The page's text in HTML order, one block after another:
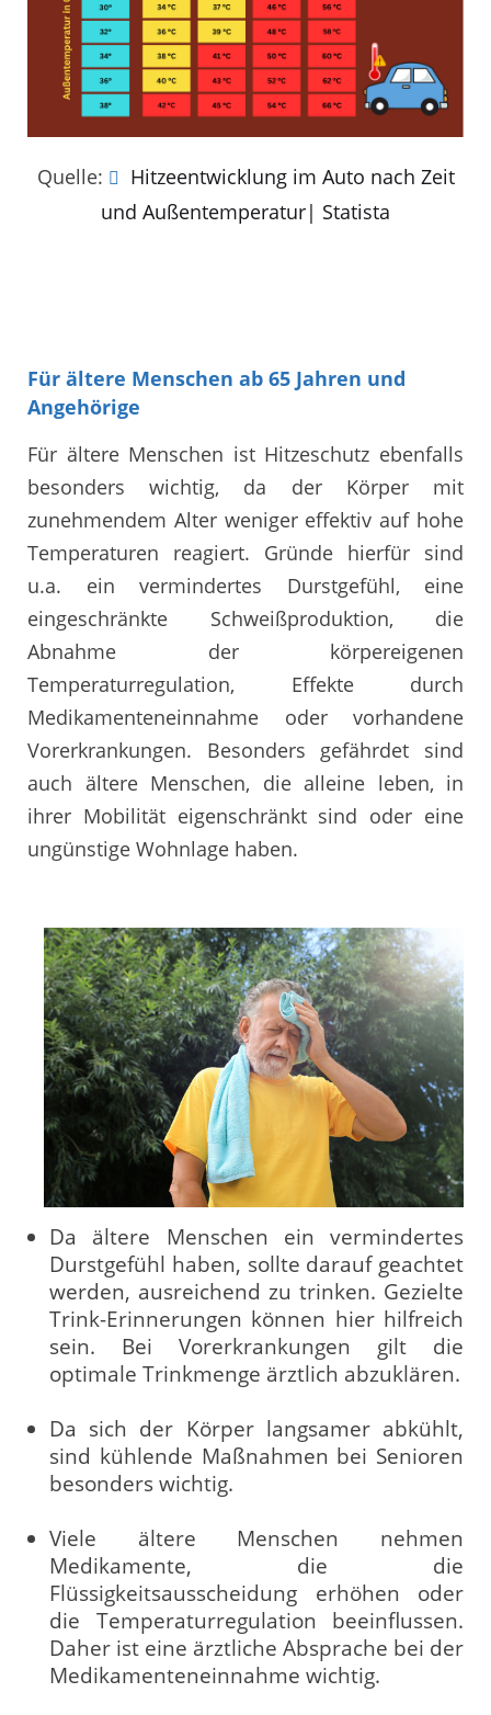
Quelle:
Hitzeentwicklung im Auto nach Zeit
und Außentemperatur| Statista
Für ältere Menschen ab 65 Jahren und
Angehörige
Für ältere Menschen ist Hitzeschutz ebenfalls
besonders wichtig, da der Körper mit
zunehmendem Alter weniger effektiv auf hohe
Temperaturen reagiert. Gründe hierfür sind
u.a. ein vermindertes Durstgefühl, eine
eingeschränkte Schweißproduktion, die
Abnahme der körpereigenen
Temperaturregulation, Effekte durch
Medikamenteneinnahme oder vorhandene
Vorerkrankungen. Besonders gefährdet sind
auch ältere Menschen, die alleine leben, in
ihrer Mobilität eigenschränkt sind oder eine
ungünstige Wohnlage haben.
Da ältere Menschen ein vermindertes
Durstgefühl haben, sollte darauf geachtet
werden, ausreichend zu trinken. Gezielte
Trink-Erinnerungen können hier hilfreich
sein. Bei Vorerkrankungen gilt die
optimale Trinkmenge ärztlich abzuklären.
Da sich der Körper langsamer abkühlt,
sind kühlende Maßnahmen bei Senioren
besonders wichtig.
Viele ältere Menschen nehmen
Medikamente, die die
Flüssigkeitsausscheidung erhöhen oder
die Temperaturregulation beeinflussen.
Daher ist eine ärztliche Absprache bei der
Medikamenteneinnahme wichtig.